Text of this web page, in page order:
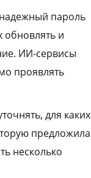
пароль
обновлять и
ИИ-сервисы
проявлять
для каких
предложила
несколько